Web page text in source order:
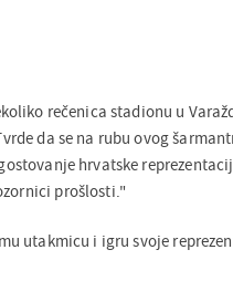
rečenica stadionu u
da se na rubu ovog
hrvatske
prošlosti."
utakmicu i igru svoje